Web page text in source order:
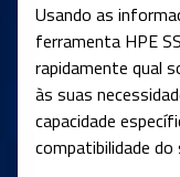
Usando as
ferramenta HPE
rapidamente qual
às suas
capacidade
compatibilidade do